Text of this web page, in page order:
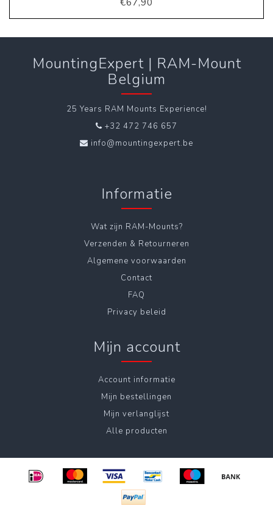
MountingExpert | RAM-Mount
Belgium
25 Years RAM Mounts Experience!
+32 472 746 657
info@mountingexpert.be
Informatie
Wat zijn RAM-Mounts?
Verzenden & Retourneren
Algemene voorwaarden
Contact
FAQ
Privacy beleid
Mijn account
Account informatie
Mijn bestellingen
Mijn verlanglijst
Alle producten